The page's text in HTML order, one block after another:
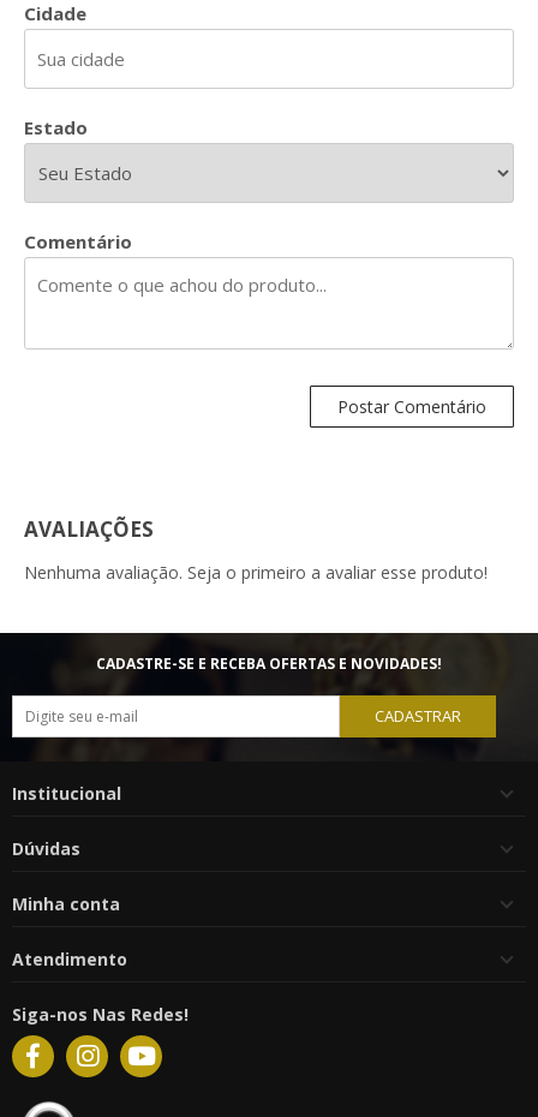
Cidade
Estado
Comentário
AVALIAÇÕES
Nenhuma avaliação. Seja o primeiro a avaliar esse produto!
CADASTRE-SE E RECEBA OFERTAS E NOVIDADES!
CADASTRAR
Institucional
Dúvidas
Minha conta
Atendimento
Siga-nos Nas Redes!